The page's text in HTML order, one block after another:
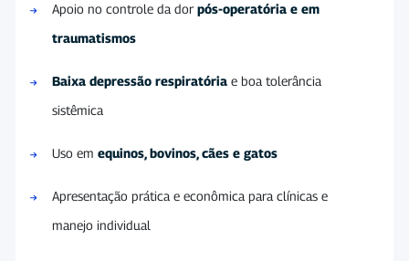
Apoio no controle da dorpós-operatória e em
traumatismos
Baixa depressão respiratória e boa tolerância
sistêmica
Uso em equinos, bovinos, cães e gatos
Apresentação prática e econômica para clínicas e
manejo individual